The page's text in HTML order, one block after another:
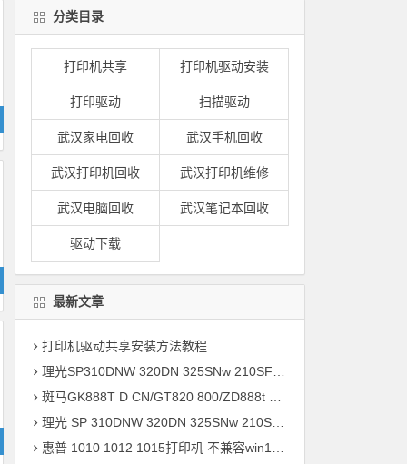
分类目录
打印机共享 打印机驱动安装
打印驱动 扫描驱动
武汉家电回收 武汉手机回收
武汉打印机回收 武汉打印机维修
武汉电脑回收 武汉笔记本回收
驱动下载
最新文章
打印机驱动共享安装方法教程
理光SP310DNW 320DN 325SNw 210SF 201SF 330SN打印机驱动安装
斑马GK888T D CN/GT820 800/ZD888t 420 421t打印机驱动软件安装
理光 SP 310DNW 320DN 325SNw 210SF 201SF 330SN打印机驱动安装
惠普 1010 1012 1015打印机 不兼容win10 win11系统 安装不上打印机